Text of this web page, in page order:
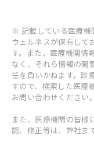
※ 記載している医療機
ウェルネスが保有して
す。また、医療機関情
なく、それら情報の閲
任を負いかねます。診
すので、検索した医療
お問い合わせください。
また、医療機関の皆様
認、修正等は、弊社ま